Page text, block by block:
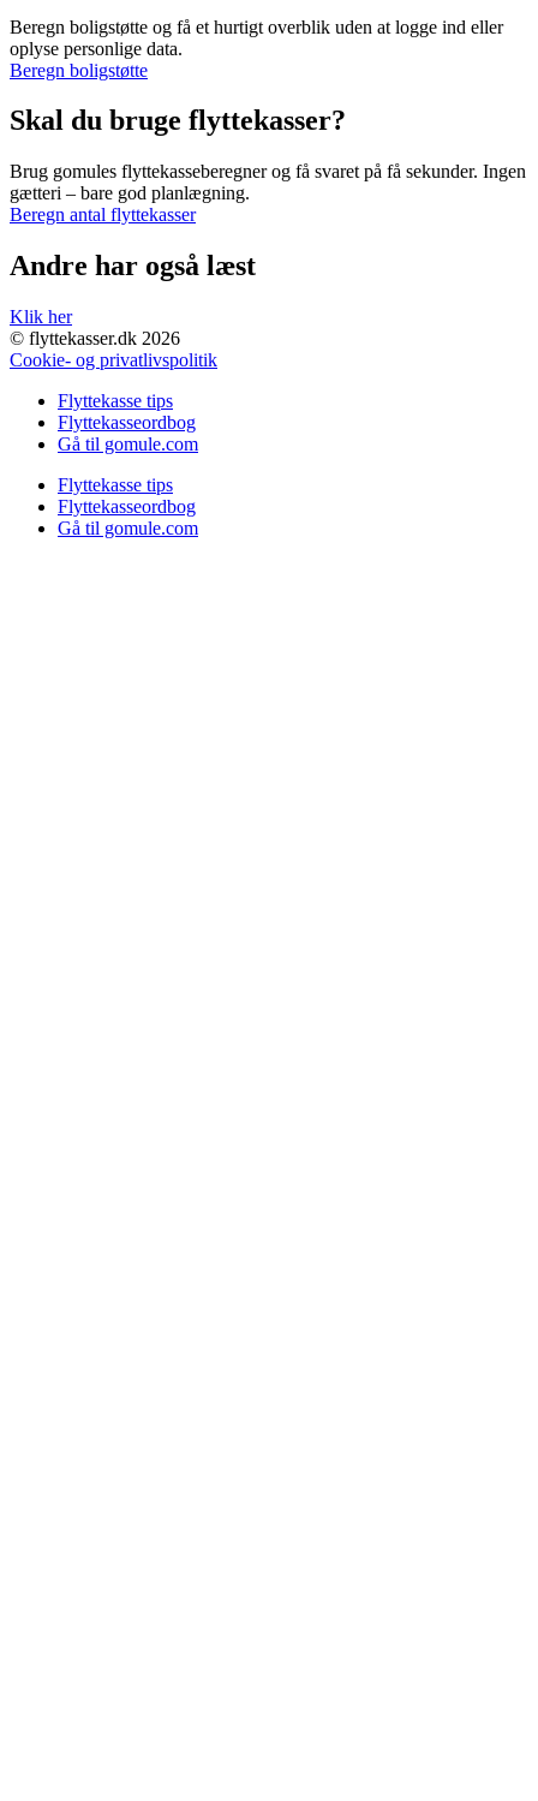
Beregn boligstøtte og få et hurtigt overblik uden at logge ind eller
oplyse personlige data.
Beregn boligstøtte
Skal du bruge flyttekasser?
Brug gomules flyttekasseberegner og få svaret på få sekunder. Ingen
gætteri – bare god planlægning.
Beregn antal flyttekasser
Andre har også læst
Klik her
© flyttekasser.dk 2026
Cookie- og privatlivspolitik
Flyttekasse tips
Flyttekasseordbog
Gå til gomule.com
Flyttekasse tips
Flyttekasseordbog
Gå til gomule.com